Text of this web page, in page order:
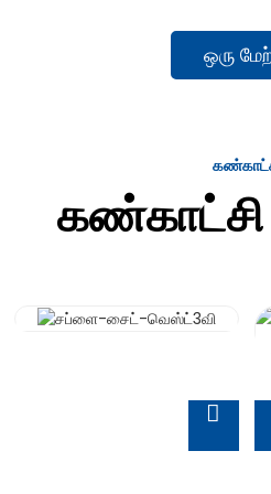
ஒரு
கண்காட்சி